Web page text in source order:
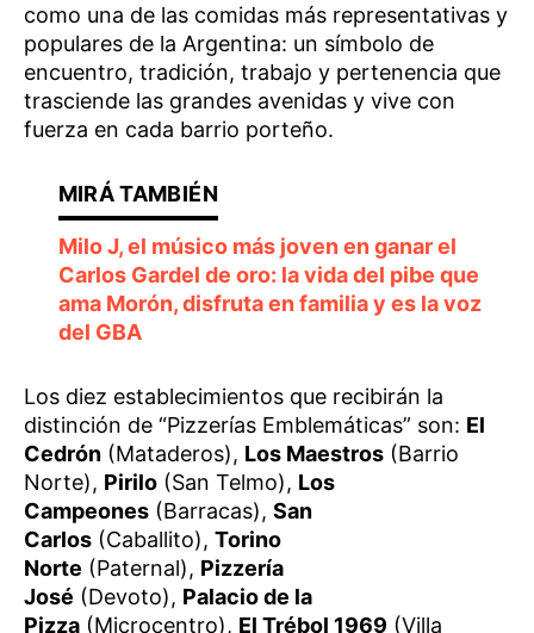
como una de las comidas más representativas y
populares de la Argentina: un símbolo de
encuentro, tradición, trabajo y pertenencia que
trasciende las grandes avenidas y vive con
fuerza en cada barrio porteño.
Milo J, el músico más joven en ganar el
Carlos Gardel de oro: la vida del pibe que
ama Morón, disfruta en familia y es la voz
del GBA
Los diez establecimientos que recibirán la
distinción de “Pizzerías Emblemáticas” son: El
Cedrón (Mataderos), Los Maestros (Barrio
Norte), Pirilo (San Telmo), Los
Campeones (Barracas), San
Carlos (Caballito), Torino
Norte (Paternal), Pizzería
José (Devoto), Palacio de la
Pizza (Microcentro), El Trébol 1969 (Villa